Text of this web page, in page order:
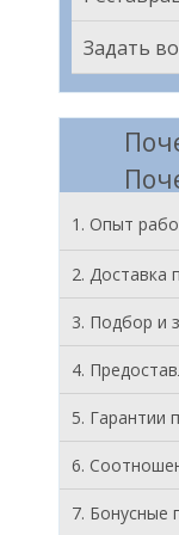
Задать
1. Опыт
2. Доставка
3. Подбор и
4.
5. Гарантии
6.
7. Бонусные